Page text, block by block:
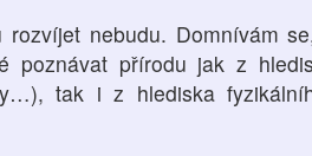
rozvíjet nebudu. Domnívám
poznávat přírodu jak z
tak i z hlediska